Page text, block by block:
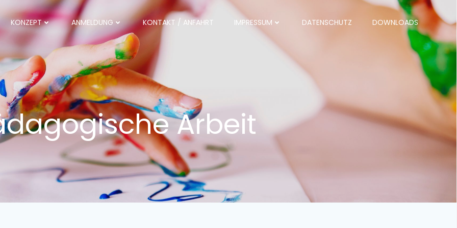
KONZEPT ANMELDUNG KONTAKT / ANFAHRT IMPRESSUM DATENSCHUTZ DOWNLOADS
Arbeit